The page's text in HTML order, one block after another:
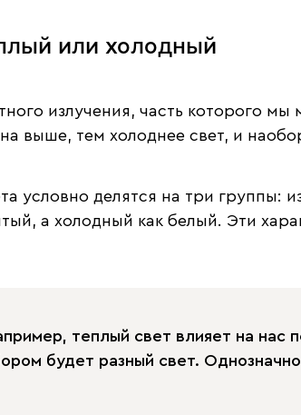
или холодный
излучения, часть которого
выше, тем холоднее свет, и
условно делятся на три
а холодный как белый. Эти
теплый свет влияет на
будет разный свет.